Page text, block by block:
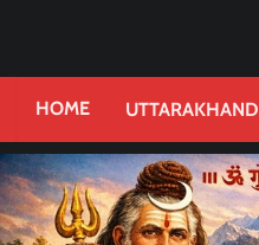
HOME UTTARAKHAND